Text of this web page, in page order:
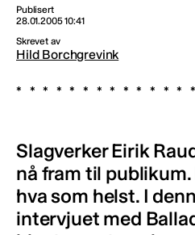
Publisert
28.01.2005 10:41
Skrevet av
Hild Borchgrevink
Slagverker Eirik
nå fram til
hva som helst. I
intervjuet med